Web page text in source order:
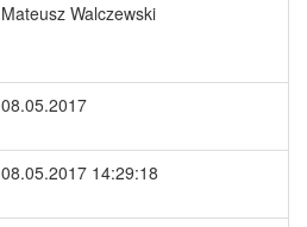
Mateusz Walczewski
08.05.2017
08.05.2017 14:29:18